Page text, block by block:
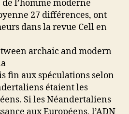
l’homme moderne
27 différences, ont
dans la revue Cell en
fin aux spéculations selon
étaient les
Si les Néandertaliens